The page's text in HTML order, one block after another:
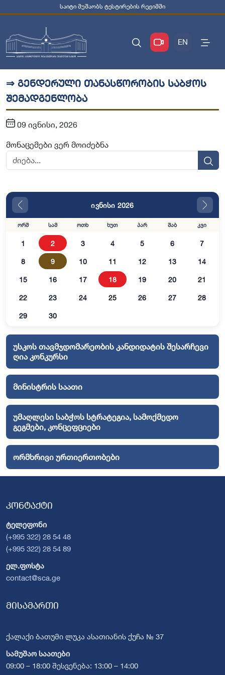
საიტი მუშაობს ტესტირების რეჟიმში
EN
⇒ გენდერული თანასწორობის საბჭოს
შემადგენლობა
09 ივნისი, 2026
მონაცემები ვერ მოიძებნა
ივნისი 2026
ორშ სამ ოთხ ხუთ პარ შაბ კვი
1 2 3 4 5 6 7
8 9 10 11 12 13 14
15 16 17 18 19 20 21
22 23 24 25 26 27 28
29 30
უსკოს თავმჯდომარეობის კანდიდატის შესარჩევი
ღია კონკურსი
მინისტრის საათი
უმაღლესი საბჭოს სტრატეგია, სამოქმედო
გეგმები, კონცეფციები
ორმხრივი ურთიერთობები
კონტაქტი
ტელეფონი
(+995 322) 28 54 48
(+995 322) 28 54 89
ელ.ფოსტა
contact@sca.ge
მისამართი
ქალაქი ბათუმი ლუკა ასათიანის ქუჩა № 37
სამუშაო საათები
09:00 – 18:00 შესვენება: 13:00 – 14:00